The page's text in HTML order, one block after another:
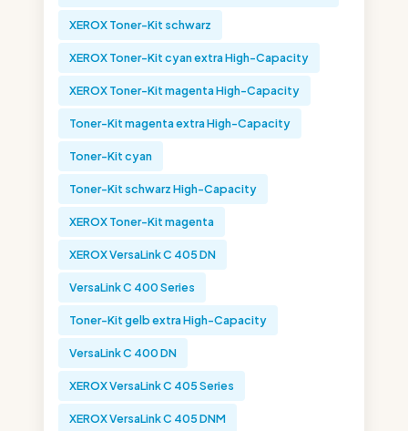
XEROX Toner-Kit schwarz
XEROX Toner-Kit cyan extra High-Capacity
XEROX Toner-Kit magenta High-Capacity
Toner-Kit magenta extra High-Capacity
Toner-Kit cyan
Toner-Kit schwarz High-Capacity
XEROX Toner-Kit magenta
XEROX VersaLink C 405 DN
VersaLink C 400 Series
Toner-Kit gelb extra High-Capacity
VersaLink C 400 DN
XEROX VersaLink C 405 Series
XEROX VersaLink C 405 DNM